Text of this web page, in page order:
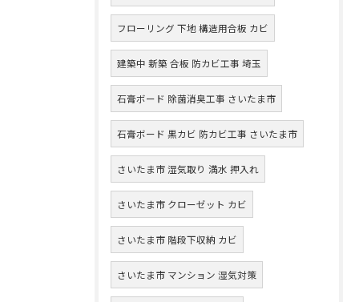
フローリング 下地 構造用合板 カビ
建築中 新築 合板 防カビ工事 埼玉
石膏ボード 除菌消臭工事 さいたま市
石膏ボード 黒カビ 防カビ工事 さいたま市
さいたま市 湿気取り 満水 押入れ
さいたま市 クローゼット カビ
さいたま市 階段下収納 カビ
さいたま市 マンション 湿気対策